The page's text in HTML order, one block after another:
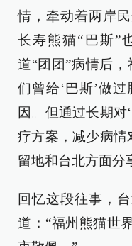
情，牵动着两岸
长寿熊猫“巴斯”
道“团团”病情后
们曾给‘巴斯’做
因。但通过长期对
疗方案，减少病情
留地和台北方面分
回忆这段往事，
道：“福州熊猫世